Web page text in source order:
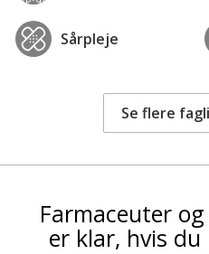
Sårpleje
Se flere
Farmaceuter
er klar, hvis